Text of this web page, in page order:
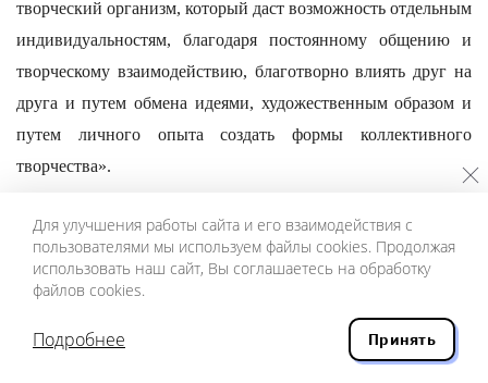
творческий организм, который даст возможность отдельным
индивидуальностям, благодаря постоянному общению и
творческому взаимодействию, благотворно влиять друг на
друга и путем обмена идеями, художественным образом и
путем личного опыта создать формы коллективного
творчества».
провозглашены самые подходящие, благодаря чему Щусев
не только сохранил свой авторитет первого зодчего, но и
преумножил его. Он стал общепризнанным лидером своего
поколения, с 1922 года возглавив еще и возрожденное
Московское архитектурное общество, с 1918 года Щусев —
Для улучшения работы сайта и его взаимодействия с
пользователями мы используем файлы cookies. Продолжая
использовать наш сайт, Вы соглашаетесь на обработку
файлов cookies.
Подробнее Принять